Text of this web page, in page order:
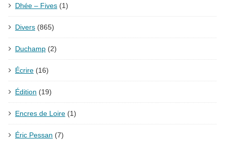
Dhée – Fives (1)
Divers (865)
Duchamp (2)
Écrire (16)
Édition (19)
Encres de Loire (1)
Éric Pessan (7)